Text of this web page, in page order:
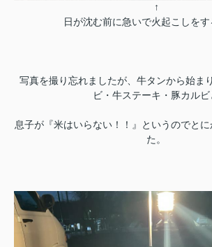
↑
日が沈む前に急いで火起こしをす
写真を撮り忘れましたが、牛タンから始ま
ビ・牛ステーキ・豚カルビ
息子が『米はいらない！！』というのでと
た。